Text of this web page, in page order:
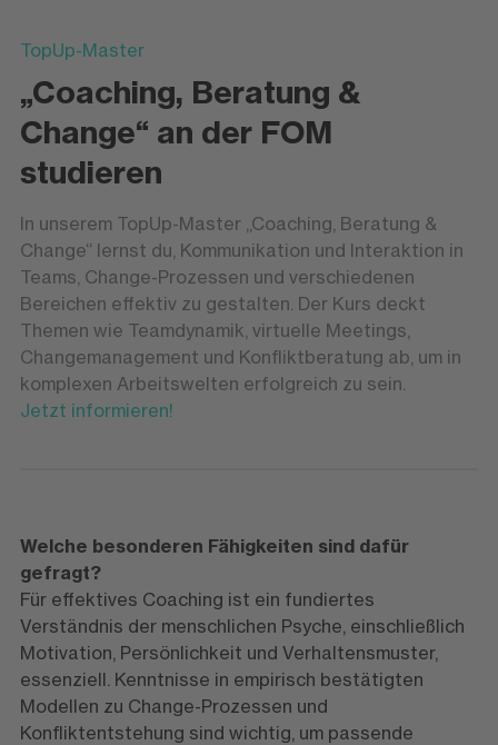
TopUp-Master
„Coaching, Beratung &
Change“ an der FOM
studieren
In unserem TopUp-Master „Coaching, Beratung &
Change“ lernst du, Kommunikation und Interaktion in
Teams, Change-Prozessen und verschiedenen
Bereichen effektiv zu gestalten. Der Kurs deckt
Themen wie Teamdynamik, virtuelle Meetings,
Changemanagement und Konfliktberatung ab, um in
komplexen Arbeitswelten erfolgreich zu sein.
Jetzt informieren!
Welche besonderen Fähigkeiten sind dafür
gefragt?
Für effektives Coaching ist ein fundiertes
Verständnis der menschlichen Psyche, einschließlich
Motivation, Persönlichkeit und Verhaltensmuster,
essenziell. Kenntnisse in empirisch bestätigten
Modellen zu Change-Prozessen und
Konfliktentstehung sind wichtig, um passende